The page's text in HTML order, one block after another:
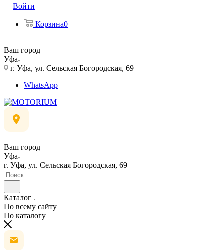
Войти
Корзина0
Ваш город
Уфа
г. Уфа, ул. Сельская Богородская, 69
WhatsApp
Ваш город
Уфа
г. Уфа, ул. Сельская Богородская, 69
Каталог
По всему сайту
По каталогу